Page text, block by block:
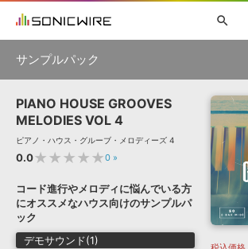
ソフト音源 »
プラグイン・エフェクト »
サンプルパック »
特集 »
製品サポート情報 »
search
初音ミク NT 鏡音リン・レン V4X 巡音ルカ
KAITO V3
VOCALOID TOONTRACK
VIENNA
EZ DRUMMER 3
ラ
ボーカル抜き出し
ELECTRONICA
EDM TRANCE MUTANT
SONOCA
サンプルパック
製品一覧
メーカー
PIANO HOUSE GROOVES
MELODIES VOL 4
ピアノ・ハウス・グルーブ・メロディーズ 4
0.0★★★★★0 »
コード進行やメロディに悩んでいる方
にオススメなハウス向けのサンプルパ
ック
デモサウンド(1)